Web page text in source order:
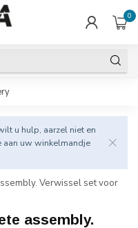
0
u hulp, aarzel niet en
aan uw winkelmandje
Verwissel set voor
assembly.